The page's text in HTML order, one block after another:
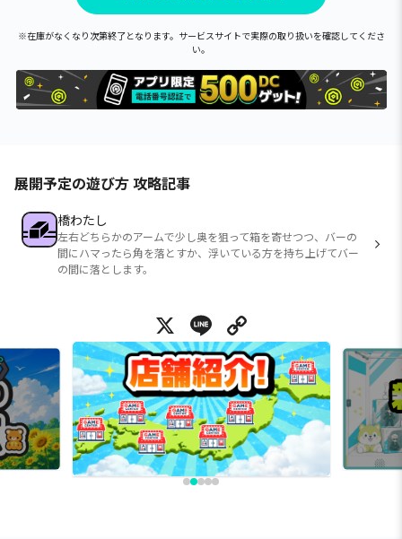
※在庫がなくなり次第終了となります。サービスサイトで実際の取り扱いを確認してくださ
い。
展開予定の遊び方 攻略記事
橋わたし
左右どちらかのアームで少し奥を狙って箱を寄せつつ、バーの
間にハマったら角を落とすか、浮いている方を持ち上げてバー
の間に落とします。
X Line